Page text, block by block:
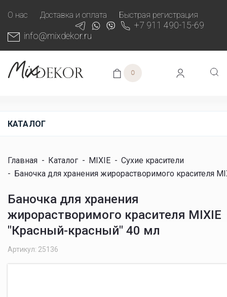
О нас Доставка и оплата Быстрая регистрация
+7 911 490-15-69
info@mixdekor.ru
0
КАТАЛОГ
Главная - Каталог - MIXIE - Сухие красители
- Баночка для хранения жирорастворимого красителя
Баночка для хранения
жирорастворимого красителя MIXIE
"Красный-красный" 40 мл
Артикул: 25136